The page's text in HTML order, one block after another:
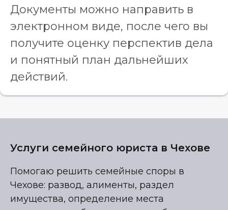
Документы можно направить в
электронном виде, после чего вы
получите оценку перспектив дела
и понятный план дальнейших
действий.
Услуги семейного юриста в Чехове
Помогаю решить семейные споры в
Чехове: развод, алименты, раздел
имущества, определение места